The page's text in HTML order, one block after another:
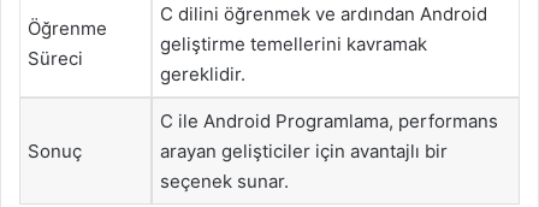
Öğrenme
Süreci
C dilini öğrenmek ve ardından Android
geliştirme temellerini kavramak
gereklidir.
Sonuç
C ile Android Programlama, performans
arayan gelişticiler için avantajlı bir
seçenek sunar.